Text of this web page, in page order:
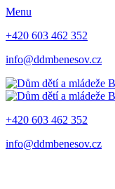
Menu
+420 603 462 352
info@ddmbenesov.cz
+420 603 462 352
info@ddmbenesov.cz